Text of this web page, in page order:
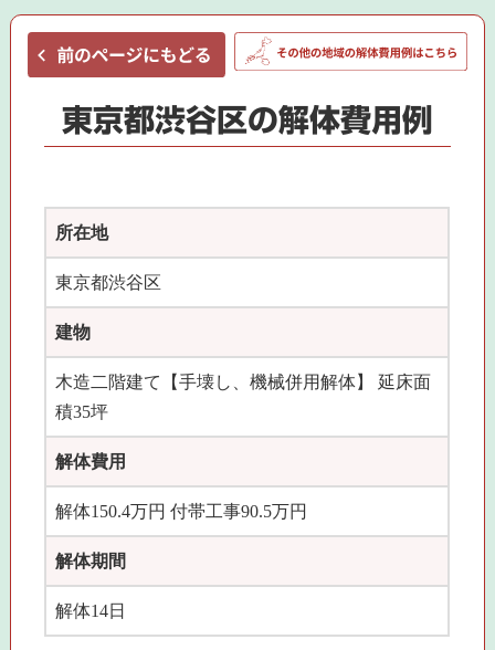
東京都渋谷区の解体費用例
所在地
東京都渋谷区
建物
木造二階建て【手壊し、機械併用解体】 延床面
積35坪
解体費用
解体150.4万円 付帯工事90.5万円
解体期間
解体14日